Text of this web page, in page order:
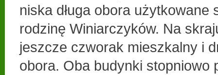
niska długa obora użytkowane
rodzinę Winiarczyków. Na
jeszcze czworak mieszkalny i
obora. Oba budynki stopniowo